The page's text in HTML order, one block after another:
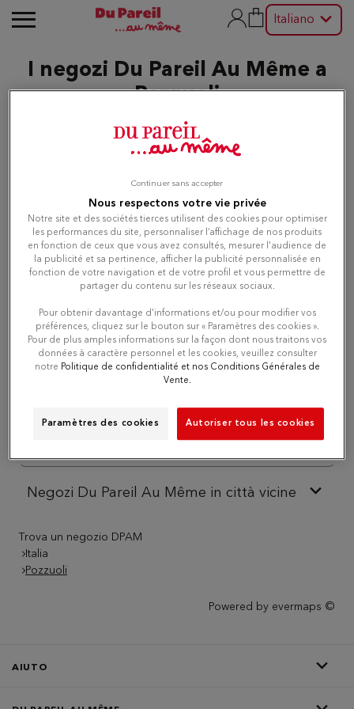
Italiano
I negozi Du Pareil Au Même a
Pozzuoli
Elenco Mappa
1
Du Pareil au même NAPOLI
ALVINO
VIA ALVINO 63
80127 NAPOLI
Chiuso oggi
Itinerario
Negozi Du Pareil Au Même in città vicine
Trova un negozio DPAM
Italia
Pozzuoli
Powered by evermaps ©
AIUTO
Nous respectons votre vie privée
Notre site et des sociétés tierces utilisent des cookies pour optimiser
les performances du site, personnaliser l’affichage de nos produits
en fonction de ceux que vous avez consultés, mesurer l'audience de
la publicité et sa pertinence, afficher la publicité personnalisée en
fonction de votre navigation et de votre profil et vous permettre de
partager du contenu sur les réseaux sociaux.
Pour obtenir davantage d'informations et/ou pour modifier vos
préférences, cliquez sur le bouton sur « Paramètres des cookies ».
Pour de plus amples informations sur la façon dont nous traitons vos
données à caractère personnel et les cookies, veuillez consulter
notre Politique de confidentialité et nos Conditions Générales de
Vente.
Paramètres des cookies Autoriser tous les cookies
Continuer sans accepter